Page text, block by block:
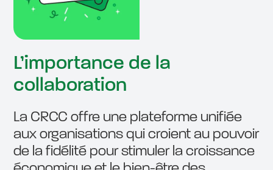
L’importance de la
collaboration
La CRCC offre une plateforme unifiée
aux organisations qui croient au pouvoir
de la fidélité pour stimuler la croissance